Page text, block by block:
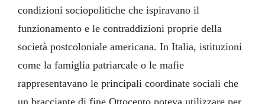
condizioni sociopolitiche che ispiravano il
funzionamento e le contraddizioni proprie della
società postcoloniale americana. In Italia, istituzioni
come la famiglia patriarcale o le mafie
rappresentavano le principali coordinate sociali che
un bracciante di fine Ottocento poteva utilizzare per